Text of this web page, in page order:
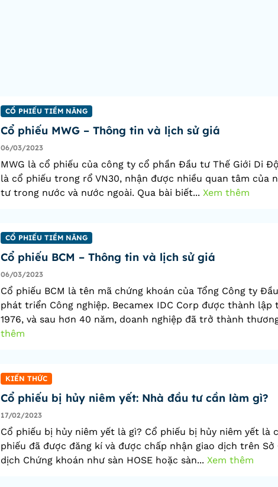
CỔ PHIẾU TIỀM NĂNG
Cổ phiếu MWG – Thông tin và lịch sử giá
06/03/2023
MWG là cổ phiếu của công ty cổ phần Đầu tư Thế Giới Di
là cổ phiếu trong rổ VN30, nhận được nhiều quan tâm của
tư trong nước và nước ngoài. Qua bài biết... Xem thêm
CỔ PHIẾU TIỀM NĂNG
Cổ phiếu BCM – Thông tin và lịch sử giá
06/03/2023
Cổ phiếu BCM là tên mã chứng khoán của Tổng Công ty
phát triển Công nghiệp. Becamex IDC Corp được thành lập
1976, và sau hơn 40 năm, doanh nghiệp đã trở thành
thêm
KIẾN THỨC
Cổ phiếu bị hủy niêm yết: Nhà đầu tư cần làm gì?
17/02/2023
Cổ phiếu bị hủy niêm yết là gì? Cổ phiếu bị hủy niêm yết là
phiếu đã được đăng kí và được chấp nhận giao dịch trên Sở
dịch Chứng khoán như sàn HOSE hoặc sàn... Xem thêm